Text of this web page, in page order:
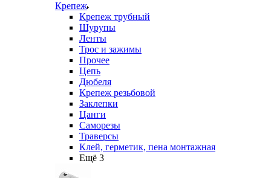
Крепеж
Крепеж трубный
Шурупы
Ленты
Трос и зажимы
Прочее
Цепь
Дюбеля
Крепеж резьбовой
Заклепки
Цанги
Саморезы
Траверсы
Клей, герметик, пена монтажная
Ещё 3